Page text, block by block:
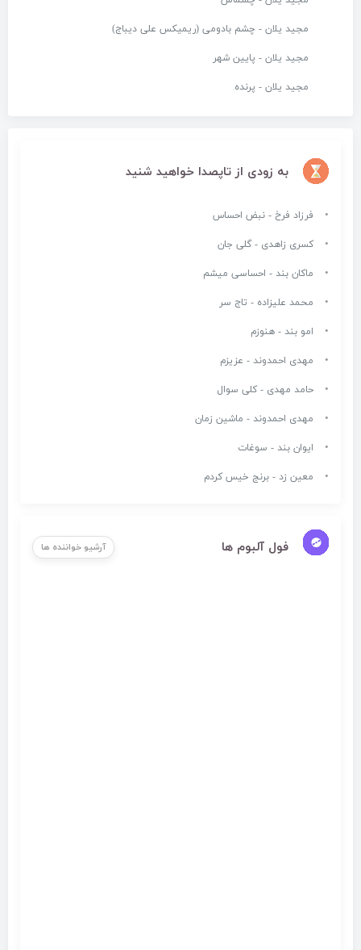
مجید یلان - چشم بادومی (ریمیکس علی دیباج)
مجید یلان - پایین شهر
مجید یلان - پرنده
به زودی از تاپصدا خواهید شنید
فرزاد فرخ - نبض احساس
کسری زاهدی - گلی جان
ماکان بند - احساسی میشم
محمد علیزاده - تاج سر
امو بند - هنوزم
مهدی احمدوند - عزیزم
حامد مهدی - کلی سوال
مهدی احمدوند - ماشین زمان
ایوان بند - سوغات
معین زد - برنج خیس کردم
فول آلبوم ها آرشیو خواننده ها